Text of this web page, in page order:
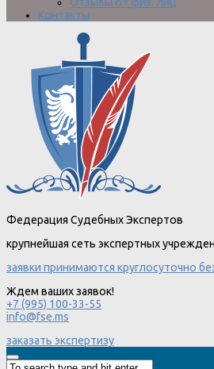
Отзывы от физ. лиц
Контакты
Федерация Судебных Экспертов
крупнейшая сеть экспертных
заявки принимаются круглосуточно
Ждем ваших заявок!
+7 (995) 100-33-55
info@fse.ms
заказать экспертизу